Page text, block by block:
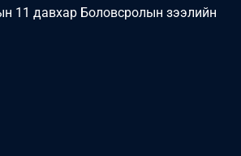
11 давхар Боловсролын зээлийн